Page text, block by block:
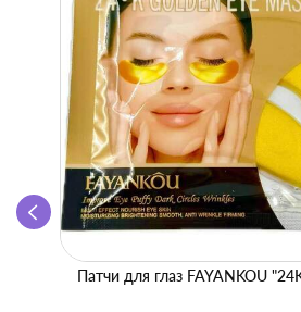
Патчи для глаз FAYANKOU